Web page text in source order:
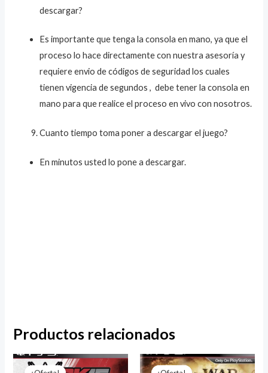
descargar?
Es importante que tenga la consola en mano, ya que el
proceso lo hace directamente con nuestra asesoría y
requiere envio de códigos de seguridad los cuales
tienen vigencia de segundos , debe tener la consola en
mano para que realice el proceso en vivo con nosotros.
Cuanto tiempo toma poner a descargar el juego?
En minutos usted lo pone a descargar.
Productos relacionados
El
precio
El
precio
El
precio
El
precio